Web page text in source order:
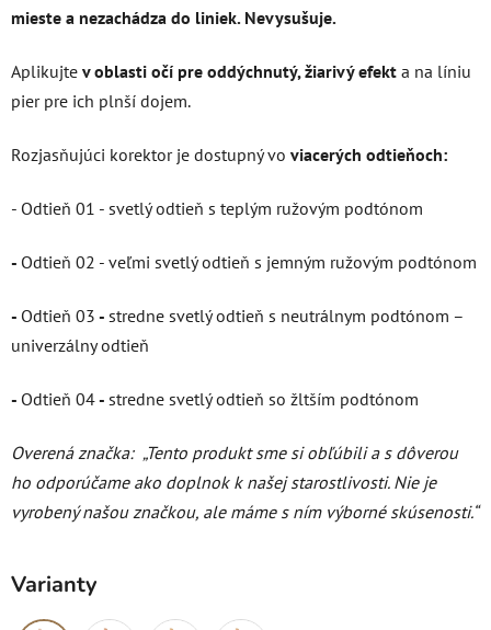
mieste a nezachádza do liniek. Nevysušuje.
Aplikujte v oblasti očí pre oddýchnutý, žiarivý efekt a na líniu
pier pre ich plnší dojem.
Rozjasňujúci korektor je dostupný vo viacerých odtieňoch:
- Odtieň 01 - svetlý odtieň s teplým ružovým podtónom
- Odtieň 02 - veľmi svetlý odtieň s jemným ružovým podtónom
- Odtieň 03 - stredne svetlý odtieň s neutrálnym podtónom –
univerzálny odtieň
- Odtieň 04- stredne svetlý odtieň so žltším podtónom
Overená značka: „Tento produkt sme si obľúbili a s dôverou
ho odporúčame ako doplnok k našej starostlivosti. Nie je
vyrobený našou značkou, ale máme s ním výborné skúsenosti.“
Varianty